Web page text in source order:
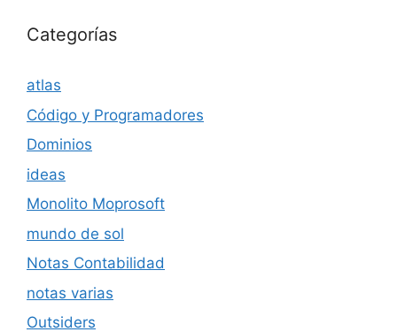
Categorías
atlas
Código y Programadores
Dominios
ideas
Monolito Moprosoft
mundo de sol
Notas Contabilidad
notas varias
Outsiders